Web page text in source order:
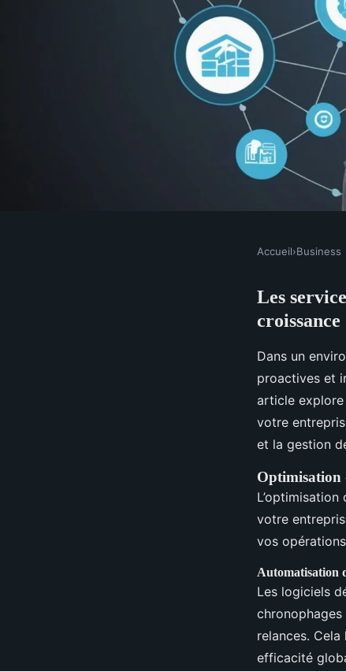
Les services aux
incontournables
Accueil›Business
Les
croissance
Dans un
proactives et
article explore
votre
et la gestion
Optimisation
votre
vos
Automatisation
Les logiciels
relances.
efficacité